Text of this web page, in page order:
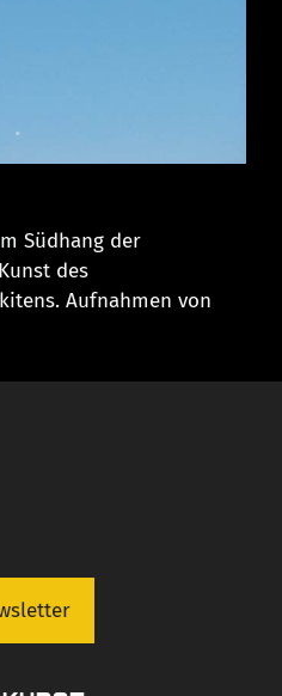
Südhang der
des
Aufnahmen von